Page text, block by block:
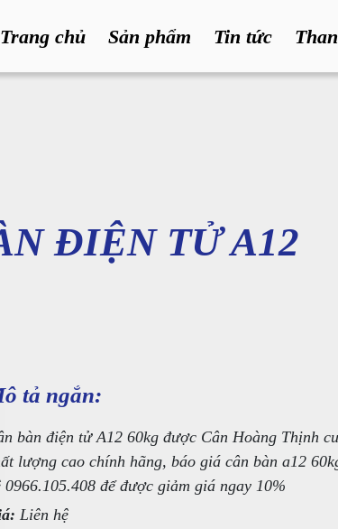
Trang chủ Sản phẩm Tin tức
ĐIỆN TỬ A12
tả ngắn:
bàn điện tử A12 60kg được Cân Hoàng Thịnh
lượng cao chính hãng, báo giá cân bàn a12
0966.105.408 để được giảm giá ngay 10%
Liên hệ